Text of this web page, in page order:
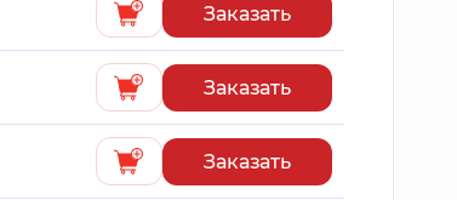
Заказать
Заказать
Заказать